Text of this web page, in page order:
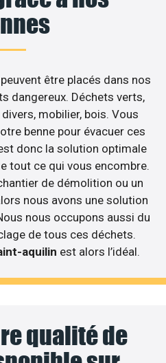
être placés dans nos
dangereux. Déchets verts,
mobilier, bois. Vous
benne pour évacuer ces
donc la solution optimale
tout ce qui vous encombre.
de démolition ou un
nous avons une solution
nous occupons aussi du
de tous ces déchets.
aquilin est alors l’idéal.
qualité de